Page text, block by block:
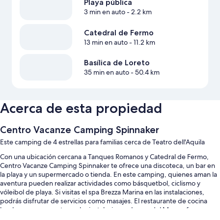
Playa pública
3 min en auto- 2.2 km
Catedral de Fermo
13 min en auto- 11.2 km
Basílica de Loreto
35 min en auto- 50.4 km
Acerca de esta propiedad
Centro Vacanze Camping Spinnaker
Este camping de 4 estrellas para familias cerca de Teatro dell'Aquila
Con una ubicación cercana a Tanques Romanos y Catedral de Fermo,
Centro Vacanze Camping Spinnaker te ofrece una discoteca, un bar en
la playa y un supermercado o tienda. En este camping, quienes aman la
aventura pueden realizar actividades como básquetbol, ciclismo y
vóleibol de playa. Si visitas el spa Brezza Marina en las instalaciones,
podrás disfrutar de servicios como masajes. El restaurante de cocina
local que se encuentra en las instalaciones, Leone del Mare, ofrece